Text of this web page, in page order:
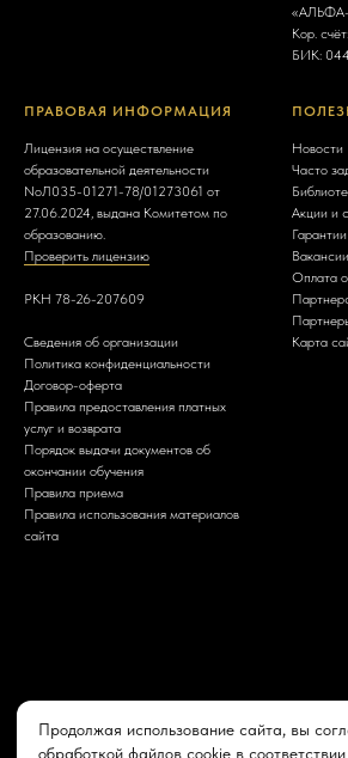
Продолжая использование сайта, вы
обработкой файлов cookie в
Кор.
БИК:
ПРАВОВАЯ ИНФОРМАЦИЯ
Лицензия на осуществление
образовательной деятельности
NoЛ035-01271-78/01273061 от
27.06.2024, выдана Комитетом по
образованию.
Проверить лицензию
РКН 78-26-207609
Сведения об организации
Политика конфиденциальности
Договор-оферта
Правила предоставления платных
услуг и возврата
Порядок выдачи документов об
окончании обучения
Правила приема
Правила использования материалов
сайта
Новости
Часто
Акции и
Гарантии
Вакансии
Оплата
Карта